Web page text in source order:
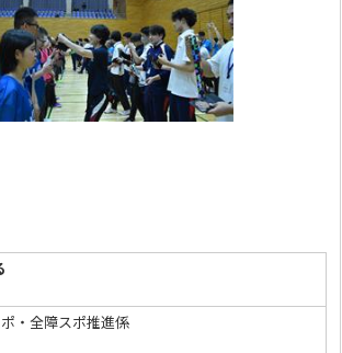
・全障スポ推進係